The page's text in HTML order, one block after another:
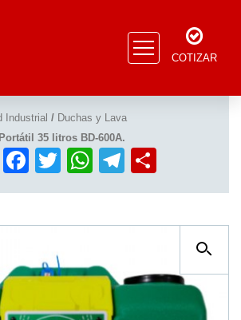
COTIZAR
Industrial / Duchas y Lava
35 litros BD-600A.
Facebook
TwitterWhatsApp
Telegram